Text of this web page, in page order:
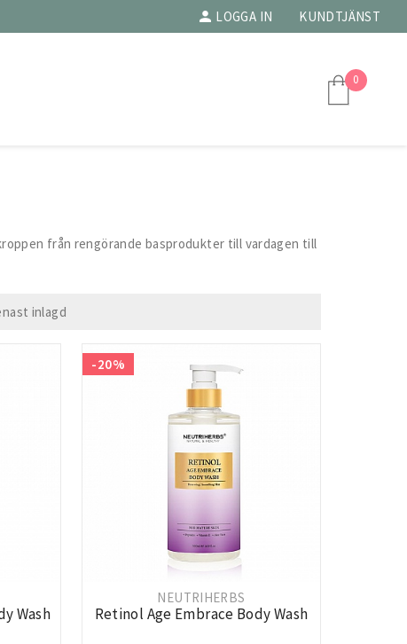
LOGGA IN KUNDTJÄNST
0
från rengörande basprodukter till vardagen till
inlagd
Wash
-20%
NEUTRIHERBS
Retinol Age Embrace Body Wash